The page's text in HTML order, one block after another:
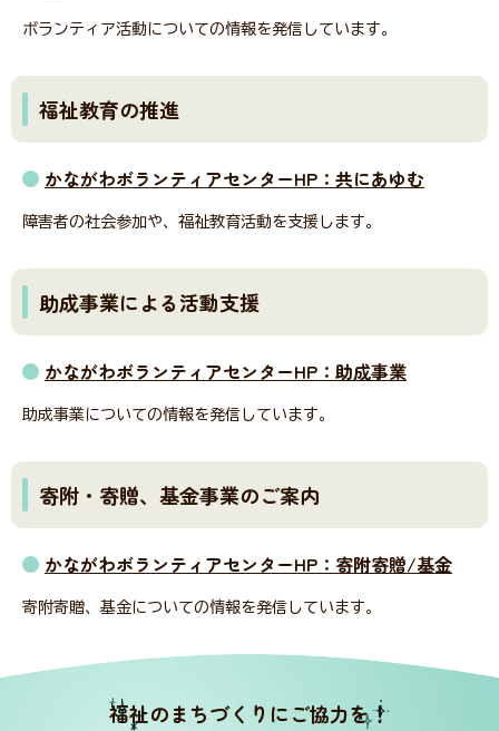
ボランティア活動についての情報を発信しています。
福祉教育の推進
かながわボランティアセンターHP：共にあゆむ
障害者の社会参加や、福祉教育活動を支援します。
助成事業による活動支援
かながわボランティアセンターHP：助成事業
助成事業についての情報を発信しています。
寄附・寄贈、基金事業のご案内
かながわボランティアセンターHP：寄附寄贈/基金
寄附寄贈、基金についての情報を発信しています。
福祉のまちづくりにご協力を！